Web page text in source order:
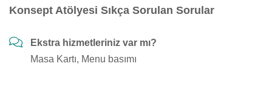
Konsept Atölyesi Sıkça Sorulan Sorular
Ekstra hizmetleriniz var mı?
Masa Kartı, Menu basımı